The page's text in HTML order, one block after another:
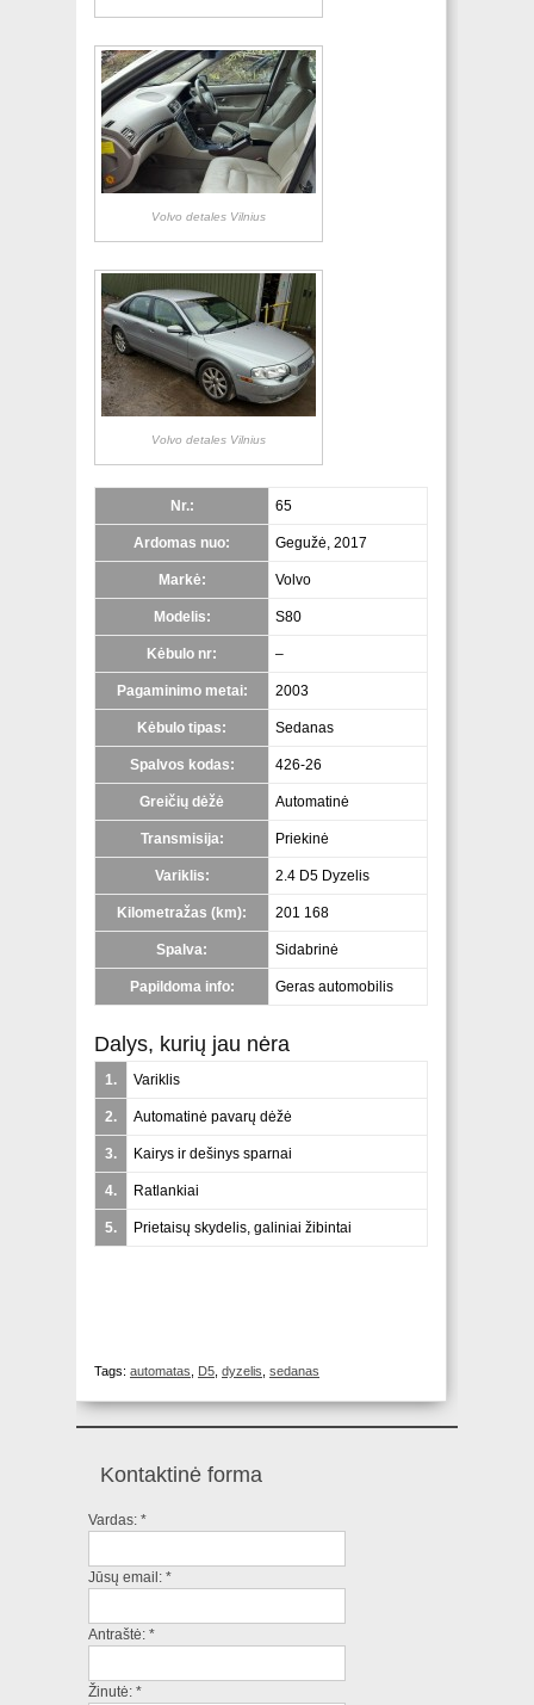
Volvo detales Vilnius
Volvo detales Vilnius
Nr.: 65
Ardomas nuo: Gegužė, 2017
Markė: Volvo
Modelis: S80
Kėbulo nr: –
Pagaminimo metai: 2003
Kėbulo tipas: Sedanas
Spalvos kodas: 426-26
Greičių dėžė Automatinė
Transmisija: Priekinė
Variklis: 2.4 D5 Dyzelis
Kilometražas (km): 201 168
Spalva: Sidabrinė
Papildoma info: Geras automobilis
Dalys, kurių jau nėra
1. Variklis
2. Automatinė pavarų dėžė
3. Kairys ir dešinys sparnai
4. Ratlankiai
5. Prietaisų skydelis, galiniai žibintai
Tags: automatas D5 dyzelis sedanas
Kontaktinė forma
Vardas: *
Jūsų email: *
Antraštė: *
Žinutė: *